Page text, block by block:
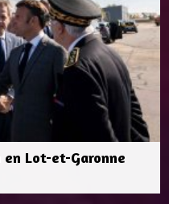
Lot-et-Garonne